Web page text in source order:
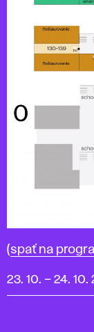
(spať na
23. 10. – 24. 10.